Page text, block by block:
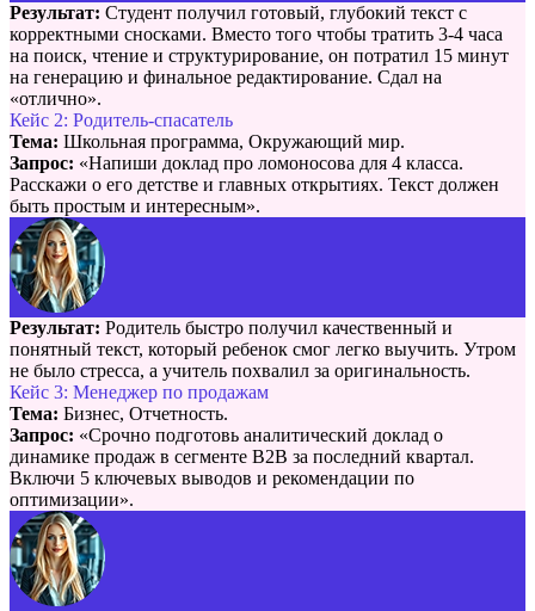
Результат: Студент получил готовый, глубокий текст с
корректными сносками. Вместо того чтобы тратить 3-4 часа
на поиск, чтение и структурирование, он потратил 15 минут
на генерацию и финальное редактирование. Сдал на
«отлично».
Кейс 2: Родитель-спасатель
Тема: Школьная программа, Окружающий мир.
Запрос: «Напиши доклад про ломоносова для 4 класса.
Расскажи о его детстве и главных открытиях. Текст должен
быть простым и интересным».
Результат: Родитель быстро получил качественный и
понятный текст, который ребенок смог легко выучить. Утром
не было стресса, а учитель похвалил за оригинальность.
Кейс 3: Менеджер по продажам
Тема: Бизнес, Отчетность.
Запрос: «Срочно подготовь аналитический доклад о
динамике продаж в сегменте B2B за последний квартал.
Включи 5 ключевых выводов и рекомендации по
оптимизации».